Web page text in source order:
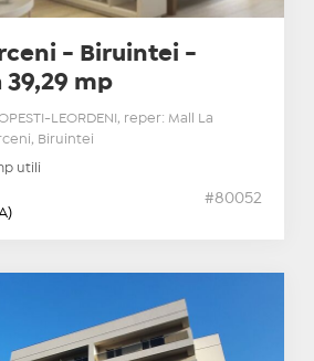
- Biruintei -
mp
LEORDENI, reper: Mall La
Biruintei
utili
#80052